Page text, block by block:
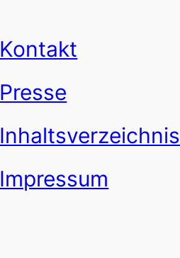
Kontakt
Presse
Inhaltsverzeichnis
Impressum